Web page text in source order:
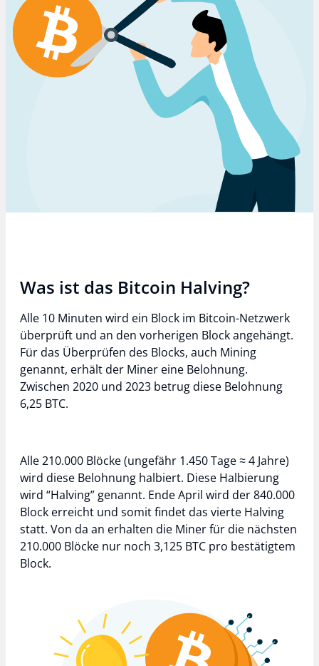
Was ist das Bitcoin Halving?
Alle 10 Minuten wird ein Block im Bitcoin-Netzwerk
überprüft und an den vorherigen Block angehängt.
Für das Überprüfen des Blocks, auch Mining
genannt, erhält der Miner eine Belohnung.
Zwischen 2020 und 2023 betrug diese Belohnung
6,25 BTC.
Alle 210.000 Blöcke (ungefähr 1.450 Tage ≈ 4 Jahre)
wird diese Belohnung halbiert. Diese Halbierung
wird “Halving” genannt. Ende April wird der 840.000
Block erreicht und somit findet das vierte Halving
statt. Von da an erhalten die Miner für die nächsten
210.000 Blöcke nur noch 3,125 BTC pro bestätigtem
Block.